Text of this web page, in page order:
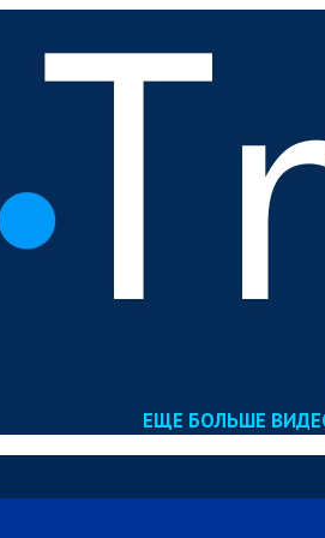
ЕЩЕ БОЛЬШЕ